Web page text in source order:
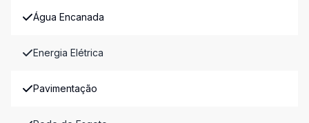
Água Encanada
Energia Elétrica
Pavimentação